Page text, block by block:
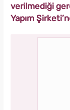
verilmediği
Yapım